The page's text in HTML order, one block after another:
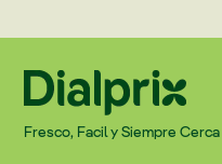
Fresco, Facil y Siempre Cerca